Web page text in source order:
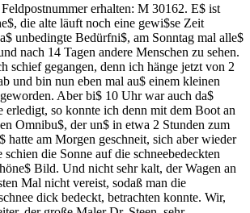
erhalten: M 30162. E$ ist
die alte läuft noch eine gewi$se Zeit
unbedingte Bedürfni$, am Sonntag mal alle$
nach 14 Tagen andere Menschen zu sehen.
schief gegangen, denn ich hänge jetzt von 2
und bin nun eben mal au$ einem kleinen
Aber bi$ 10 Uhr war auch da$
erledigt, so konnte ich denn mit dem Boot an
Omnibu$, der un$ in etwa 2 Stunden zum
hatte am Morgen geschneit, sich aber wieder
die Sonne auf die schneebedeckten
Bild. Und nicht sehr kalt, der Wagen an
Mal nicht vereist, sodaß man die
dick bedeckt, betrachten konnte. Wir,